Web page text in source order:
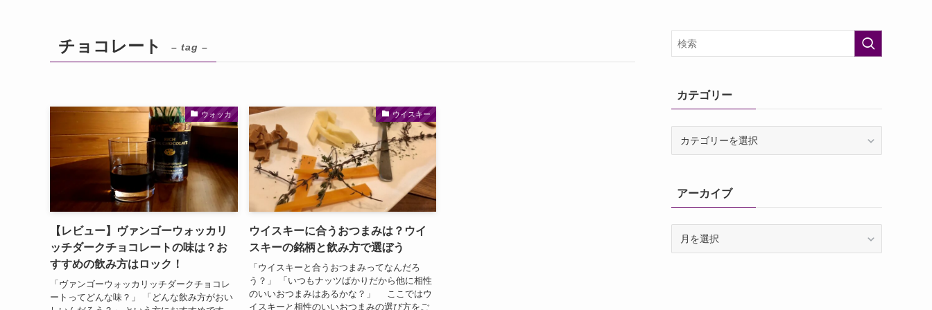
チョコレート – tag –
ウォッカ
【レビュー】ヴァンゴーウォッカリ
ッチダークチョコレートの味は？お
すすめの飲み方はロック！
「ヴァンゴーウォッカリッチダークチョコレ
ートってどんな味？」 「どんな飲み方がおい
ウイスキー
ウイスキーに合うおつまみは？ウイ
スキーの銘柄と飲み方で選ぼう
「ウイスキーと合うおつまみってなんだろ
う？」 「いつもナッツばかりだから他に相性
のいいおつまみはあるかな？」 ここではウ
イスキーと相性のいいおつまみの選び方をご
カテゴリー
ーアーカイブ